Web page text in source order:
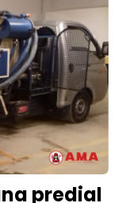
predial